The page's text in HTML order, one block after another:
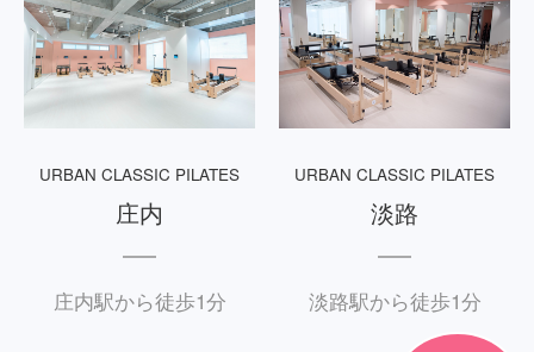
URBAN CLASSIC PILATES
庄内
庄内駅から徒歩1分
URBAN CLASSIC PILATES
淡路
淡路駅から徒歩1分